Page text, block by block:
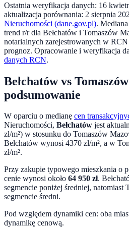
Ostatnia weryfikacja danych: 16
aktualizacja porównania: 2 sierpnia
Nieruchomości (dane.gov.pl).
trend r/r dla Bełchatów i Tomaszów
notarialnych zarejestrowanych w
prognoz. Opracowanie i weryfikacja
danych RCN.
Bełchatówvs
podsumowanie
W oparciu o medianę cen
Nieruchomości, Bełchatów jest
zł/m²) w stosunku do Tomaszów
Bełchatów wynosi 4370 zł/m², a w
zł/m².
Przy zakupie typowego mieszkania o
cenie wynosi około 64 950 zł.
segmencie poniżej średniej,
segmencie średni.
Pod względem dynamiki cen: oba
dynamikę cenową.